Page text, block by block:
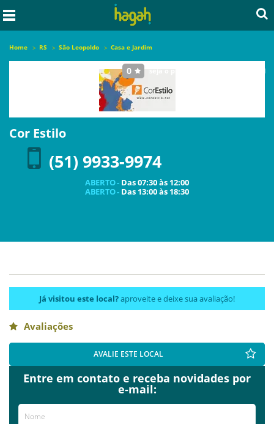
Home RS São Leopoldo Casa e Jardim
0 seja o primeiro a avaliar este local
Cor Estilo
(51) 9933-9974
ABERTO - Das07:30às 12:00
ABERTO - Das 13:00às 18:30
Já visitou este local?aproveite e deixe sua avaliação!
Avaliações
AVALIE ESTE LOCAL
Entre em contato e receba novidades por
e-mail: